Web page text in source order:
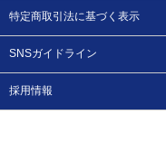
特定商取引法に基づく表示
SNSガイドライン
採用情報